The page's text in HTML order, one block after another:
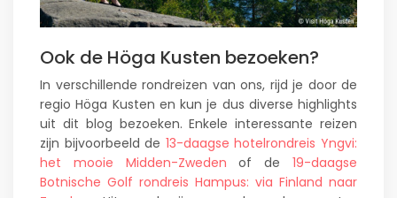
Ook de Höga Kusten bezoeken?
In verschillende rondreizen van ons, rijd je door de
regio Höga Kusten en kun je dus diverse highlights
uit dit blog bezoeken. Enkele interessante reizen
zijn bijvoorbeeld de 13-daagse hotelrondreis Yngvi:
het mooie Midden-Zweden of ​de19-daagse
Botnische Golf rondreis Hampus: via Finland naar